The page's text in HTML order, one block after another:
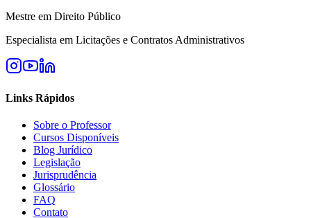
Mestre em Direito Público
Especialista em Licitações e Contratos Administrativos
Links Rápidos
Sobre o Professor
Cursos Disponíveis
Blog Jurídico
Legislação
Jurisprudência
Glossário
FAQ
Contato